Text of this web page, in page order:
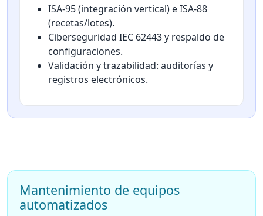
ISA-95 (integración vertical) e ISA-88
(recetas/lotes).
Ciberseguridad IEC 62443 y respaldo de
configuraciones.
Validación y trazabilidad: auditorías y
registros electrónicos.
Mantenimiento de equipos
automatizados